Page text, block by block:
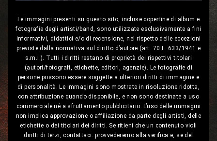
Le immagini presenti su questo sito, incluse copertine di album e
fotografie degli artisti/band, sono utilizzate esclusivamente a fini
informativi, didattici e/o di recensione, nel rispetto delle eccezioni
previste dalla normativa sul diritto d’autore (art. 70 L. 633/1941 e
s.m.i.). Tutti i diritti restano di proprietà dei rispettivi titolari
(autori/fotografi, etichette, editori, agenzie). Le fotografie di
persone possono essere soggette a ulteriori diritti di immagine e
di personalità. Le immagini sono mostrate in risoluzione ridotta,
con attribuzione quando disponibile, e non sono destinate a uso
commerciale né a sfruttamento pubblicitario. L’uso delle immagini
non implica approvazione o affiliazione da parte degli artisti, delle
etichette o dei titolari dei diritti. Se ritieni che un contenuto violi
diritti di terzi, contattaci: provvederemo alla verifica e, se del